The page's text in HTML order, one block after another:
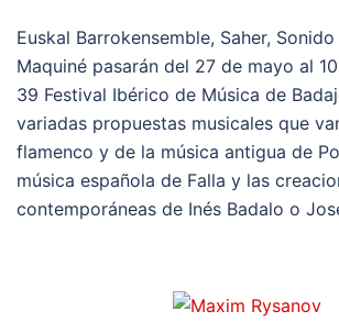
Euskal Barrokensemble, Saher,
Maquiné pasarán del 27 de mayo al
39 Festival Ibérico de Música de
variadas propuestas musicales que
flamenco y de la música antigua de
música española de Falla y las
contemporáneas de Inés Badalo o